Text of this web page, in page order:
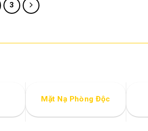
3
Mặt Nạ Phòng Độc